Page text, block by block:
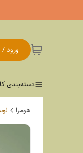
ورود
دسته‌بندی
هومرا